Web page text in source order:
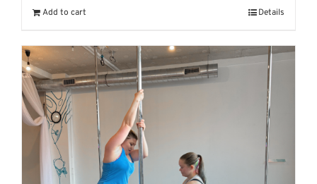
Add to cart Details